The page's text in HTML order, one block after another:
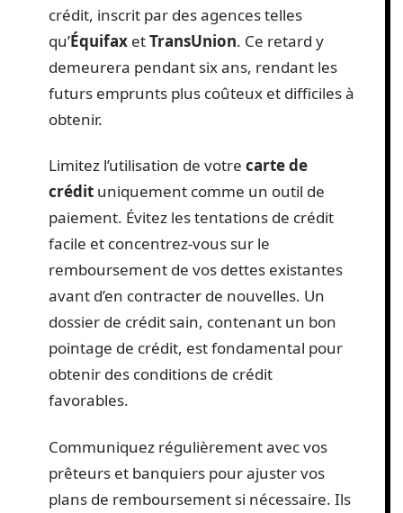
crédit, inscrit par des agences telles
qu’Équifax etTransUnion. Ce retard y
demeurera pendant six ans, rendant les
futurs emprunts plus coûteux et difficiles à
obtenir.
Limitez l’utilisation de votre carte de
crédit uniquement comme un outil de
paiement. Évitez les tentations de crédit
facile et concentrez-vous sur le
remboursement de vos dettes existantes
avant d’en contracter de nouvelles. Un
dossier de crédit sain, contenant un bon
pointage de crédit, est fondamental pour
obtenir des conditions de crédit
favorables.
Communiquez régulièrement avec vos
prêteurs et banquiers pour ajuster vos
plans de remboursement si nécessaire. Ils